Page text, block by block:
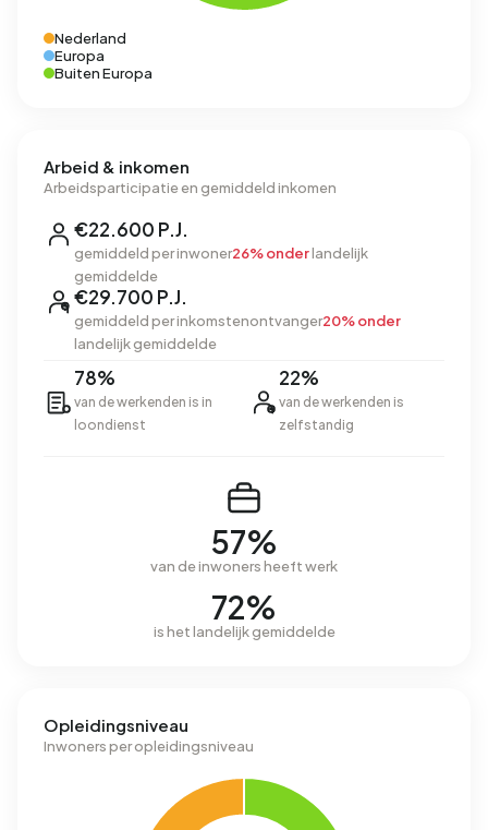
Nederland
Europa
Buiten Europa
Arbeid & inkomen
Arbeidsparticipatie en gemiddeld inkomen
€22.600 P.J.
gemiddeld per inwoner26% onderlandelijk
gemiddelde
€29.700 P.J.
gemiddeld per inkomstenontvanger20% onder
landelijk gemiddelde
78%
van de werkenden is in
loondienst
22%
van de werkenden is
zelfstandig
57%
van de inwoners heeft werk
72%
is het landelijk gemiddelde
Opleidingsniveau
Inwoners per opleidingsniveau